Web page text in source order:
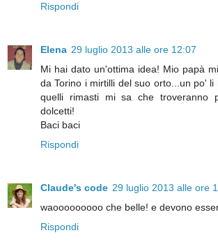
Rispondi
Elena 29 luglio 2013 alle ore 12:07
Mi hai dato un'ottima idea! Mio papà
da Torino i mirtilli del suo orto...un po'
quelli rimasti mi sa che troveranno
dolcetti!
Baci baci
Rispondi
Claude's code 29 luglio 2013 alle ore
waooooooooo che belle! e devono
Rispondi